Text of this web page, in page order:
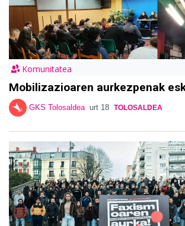
Komunitatea
Mobilizazioaren aurkezpenak
GKS Tolosaldea urt 18 TOLOSALDEA